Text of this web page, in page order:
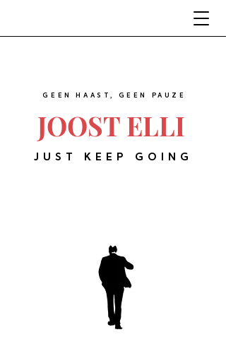
JOOST ELLI
GEEN HAAST, GEEN PAUZE
JUST KEEP GOING